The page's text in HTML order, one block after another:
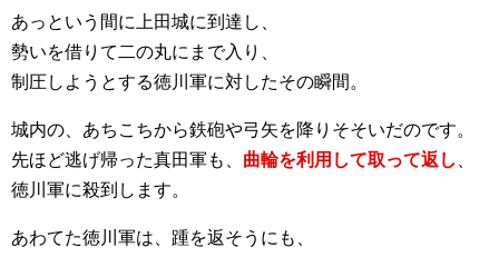
あっという間に上田城に到達し、
勢いを借りて二の丸にまで入り、
制圧しようとする徳川軍に対したその瞬間。
城内の、あちこちから鉄砲や弓矢を降りそそいだのです。
先ほど逃げ帰った真田軍も、 曲輪を利用して取って返し
徳川軍に殺到します。
あわてた徳川軍は、踵を返そうにも、